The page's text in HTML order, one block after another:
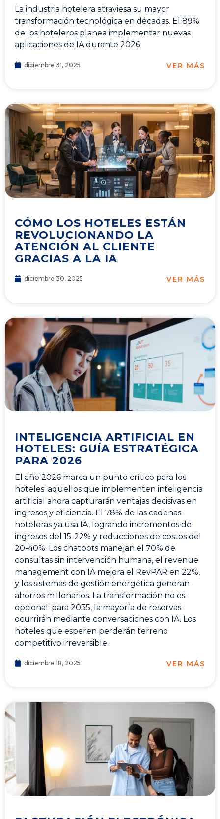
La industria hotelera atraviesa su mayor
transformación tecnológica en décadas. El 89%
de los hoteleros planea implementar nuevas
aplicaciones de IA durante 2026
diciembre 31, 2025 VER MÁS
CÓMO LOS HOTELES ESTÁN
REVOLUCIONANDO LA
ATENCIÓN AL CLIENTE
GRACIAS A LA IA
diciembre 30, 2025 VER MÁS
INTELIGENCIA ARTIFICIAL EN
HOTELES: GUÍA ESTRATÉGICA
PARA 2026
El año 2026 marca un punto crítico para los
hoteles: aquellos que implementen inteligencia
artificial ahora capturarán ventajas decisivas en
ingresos y eficiencia. El 78% de las cadenas
hoteleras ya usa IA, logrando incrementos de
ingresos del 15-22% y reducciones de costos del
20-40%. Los chatbots manejan el 70% de
consultas sin intervención humana, el revenue
management con IA mejora el RevPAR en 22%,
y los sistemas de gestión energética generan
ahorros millonarios. La transformación no es
opcional: para 2035, la mayoría de reservas
ocurrirán mediante conversaciones con IA. Los
hoteles que esperen perderán terreno
competitivo irreversible.
diciembre 18, 2025 VER MÁS